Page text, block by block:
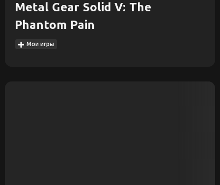
Metal Gear Solid V: The
Phantom Pain
Мои игры